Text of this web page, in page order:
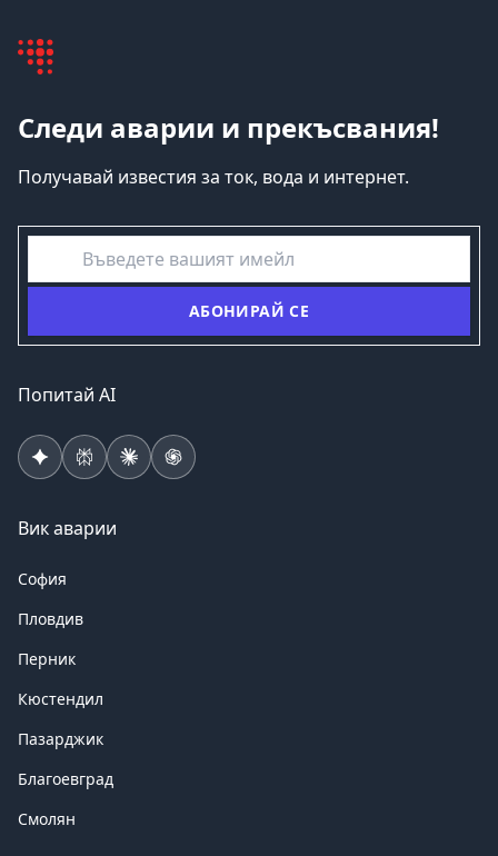
Следи аварии и прекъсвания!
Получавай известия за ток, вода и интернет.
емайл
АБОНИРАЙ СЕ
Попитай AI
Вик аварии
София
Пловдив
Перник
Кюстендил
Пазарджик
Благоевград
Смолян